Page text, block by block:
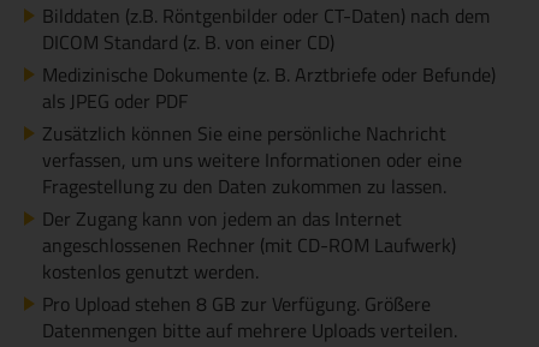
Bilddaten (z.B. Röntgenbilder oder CT-Daten) nach dem
DICOM Standard (z. B. von einer CD)
Medizinische Dokumente (z. B. Arztbriefe oder Befunde)
als JPEG oder PDF
Zusätzlich können Sie eine persönliche Nachricht
verfassen, um uns weitere Informationen oder eine
Fragestellung zu den Daten zukommen zu lassen.
Der Zugang kann von jedem an das Internet
angeschlossenen Rechner (mit CD-ROM Laufwerk)
kostenlos genutzt werden.
Pro Upload stehen 8 GB zur Verfügung. Größere
Datenmengen bitte auf mehrere Uploads verteilen.